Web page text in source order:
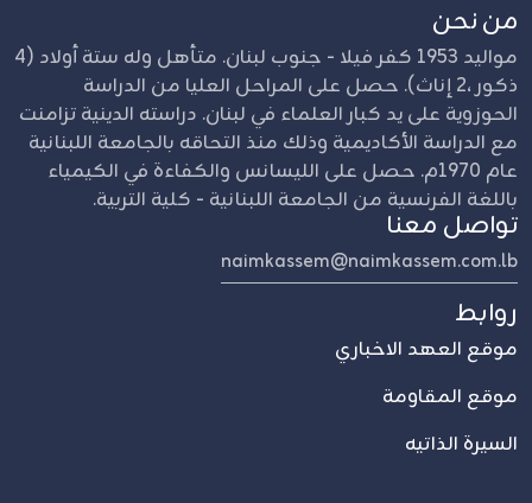
من نحن
مواليد 1953 كفر فيلا - جنوب لبنان. متأهل وله ستة أولاد (4
ذكور ،2 إناث). حصل على المراحل العليا من الدراسة
الحوزوية على يد كبار العلماء في لبنان. دراسته الدينية تزامنت
مع الدراسة الأكاديمية وذلك منذ التحاقه بالجامعة اللبنانية
عام 1970م. حصل على الليسانس والكفاءة في الكيمياء
باللغة الفرنسية من الجامعة اللبنانية - كلية التربية.
تواصل معنا
naimkassem@naimkassem.com.lb
روابط
موقع العهد الاخباري
موقع المقاومة
السيرة الذاتيه